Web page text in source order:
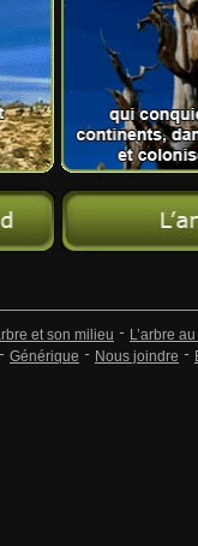
et son milieu
L’arbre
Générique Nous joindre